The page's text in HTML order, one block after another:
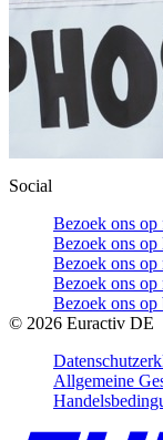
Social
Bezoek ons op
Bezoek ons op
Bezoek ons op
Bezoek ons op
Bezoek ons op
© 2026 Euractiv DE
Allgemeine